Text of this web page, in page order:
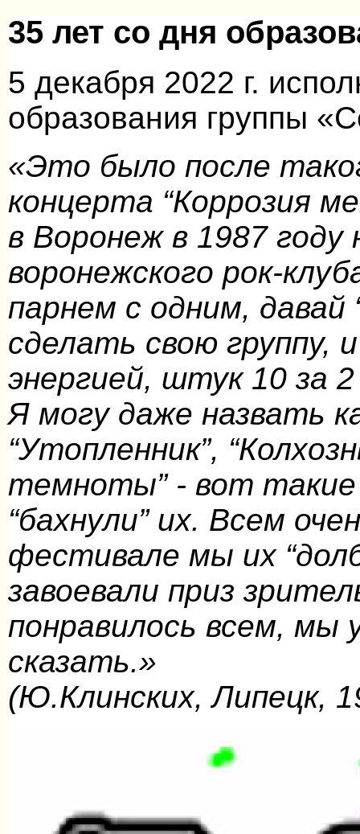
35 лет со дня
5 декабря 2022 г.
образования группы
«Это было после
концерта “Коррозия
в Воронеж в 1987
воронежского рок-
парнем с одним, давай
сделать свою группу,
энергией, штук 10 за 2
Я могу даже назвать
“Утопленник”,
темноты” - вот
“бахнули” их. Всем
фестивале мы их
завоевали приз
понравилось всем, мы
сказать.»
(Ю.Клинских, Липецк,